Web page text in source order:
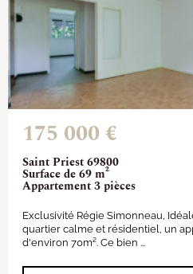
Saint Priest 69800
Surface de 69 m²
Appartement 3 pièces
175 000 €
Exclusivité Régie Simonneau,
quartier calme et résidentiel, un
d'environ 70m². Ce bien ...